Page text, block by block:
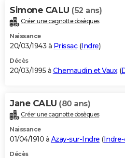
Simone CALU (52 ans)
Créer une cagnotte obsèques
Naissance
20/03/1943 à Prissac(Indre)
Décès
20/03/1995 à Chemaudin et Vaux(
Jane CALU (80 ans)
Créer une cagnotte obsèques
Naissance
01/04/1910 à Azay-sur-Indre (
Décès